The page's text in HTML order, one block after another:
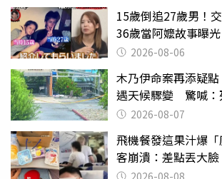
15歲倒追27歲男！
36歲當阿嬤故事曝光
2026-08-06
木乃伊命案再添疑
遇天候驟變 驚喊：
2026-08-07
飛機餐發這果汁爆
客崩潰：差點丟大
喝 2026-08-08